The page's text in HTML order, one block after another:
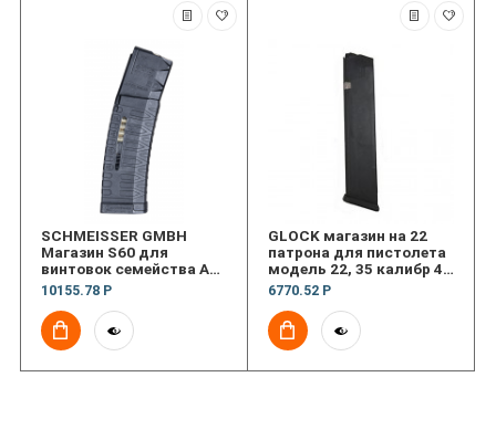
SCHMEISSER GMBH
Магазин S60 для
винтовок семейства AR-
15 на 60 патронов
10155.78 Р
GLOCK магазин на 22
патрона для пистолета
модель 22, 35 калибр 40
SW
6770.52 Р